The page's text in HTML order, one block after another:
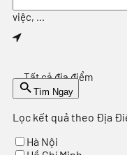
việc, ...
Tất cả địa điểm
Tìm Ngay
Lọc kết quả theo Địa
Hà Nội